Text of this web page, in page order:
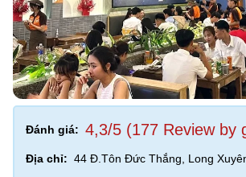
Đánh giá: 4,3/5 (177 Review by
Địa chỉ: 44 Đ.Tôn Đức Thắng, Long